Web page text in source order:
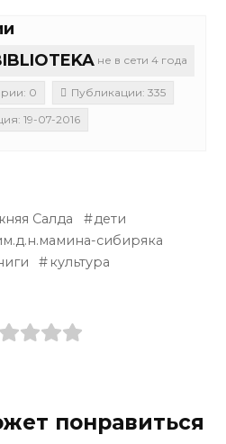
не в сети 4 года
0
Публикации: 335
19-07-2016
Салда
дети
сибиряка
культура
понравиться